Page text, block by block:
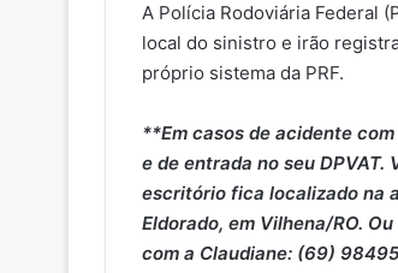
A Polícia Rodoviária Federal
local do sinistro e irão
próprio sistema da PRF.
**Em casos de acidente
e de entrada no seu
escritório fica localizado na
Eldorado, em Vilhena/RO.
com a Claudiane: (69)